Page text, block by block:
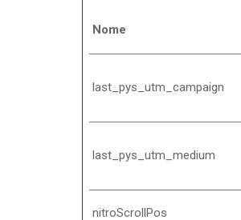
Nome
last_pys_utm_campaign
last_pys_utm_medium
nitroScrollPos